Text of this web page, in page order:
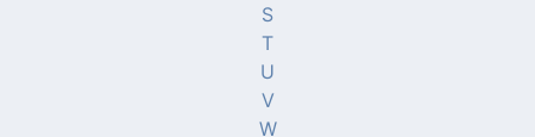
S
T
U
V
W